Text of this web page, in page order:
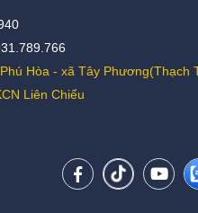
Hòa - xã Tây Phương(Thạch
Liên Chiểu